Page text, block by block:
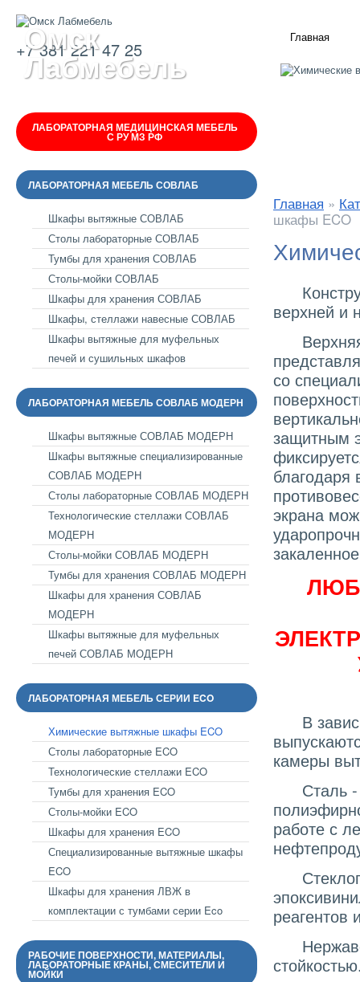
Главная
Главная »
шкафы ECO
верхней и
со
защитным
благодаря
экрана
В
камеры
Сталь -
работе с
Омск
Лабмебель
+7 381 221 47 25
ЛАБОРАТОРНАЯ МЕДИЦИНСКАЯ МЕБЕЛЬ
С РУ МЗ РФ
ЛАБОРАТОРНАЯ МЕБЕЛЬ СОВЛАБ
Шкафы вытяжные СОВЛАБ
Столы лабораторные СОВЛАБ
Тумбы для хранения СОВЛАБ
Столы-мойки СОВЛАБ
Шкафы для хранения СОВЛАБ
Шкафы, стеллажи навесные СОВЛАБ
Шкафы вытяжные для муфельных
печей и сушильных шкафов
ЛАБОРАТОРНАЯ МЕБЕЛЬ СОВЛАБ МОДЕРН
Шкафы вытяжные СОВЛАБ МОДЕРН
Шкафы вытяжные специализированные
СОВЛАБ МОДЕРН
Столы лабораторные СОВЛАБ МОДЕРН
Технологические стеллажи СОВЛАБ
МОДЕРН
Столы-мойки СОВЛАБ МОДЕРН
Тумбы для хранения СОВЛАБ МОДЕРН
Шкафы для хранения СОВЛАБ
МОДЕРН
Шкафы вытяжные для муфельных
печей СОВЛАБ МОДЕРН
ЛАБОРАТОРНАЯ МЕБЕЛЬ СЕРИИ ECO
Химические вытяжные шкафы ECO
Столы лабораторные ECO
Технологические стеллажи ECO
Тумбы для хранения ECO
Столы-мойки ECO
Шкафы для хранения ECO
Специализированные вытяжные шкафы
ECO
Шкафы для хранения ЛВЖ в
комплектации с тумбами серии Eco
РАБОЧИЕ ПОВЕРХНОСТИ, МАТЕРИАЛЫ,
ЛАБОРАТОРНЫЕ КРАНЫ, СМЕСИТЕЛИ И
МОЙКИ